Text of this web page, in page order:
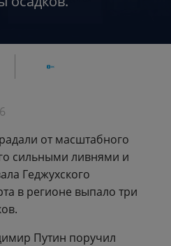
от масштабного
сильными ливнями и
Геджухского
в регионе выпало три
Путин поручил